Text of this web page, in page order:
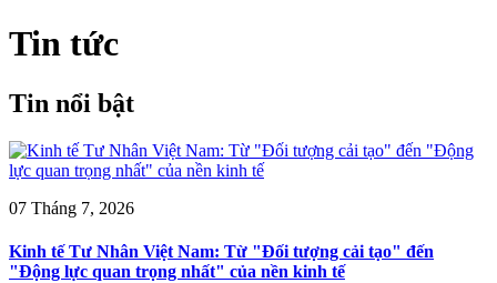
Tin tức
Tin nổi bật
07 Tháng 7, 2026
Kinh tế Tư Nhân Việt Nam: Từ "Đối tượng cải tạo" đến
"Động lực quan trọng nhất" của nền kinh tế